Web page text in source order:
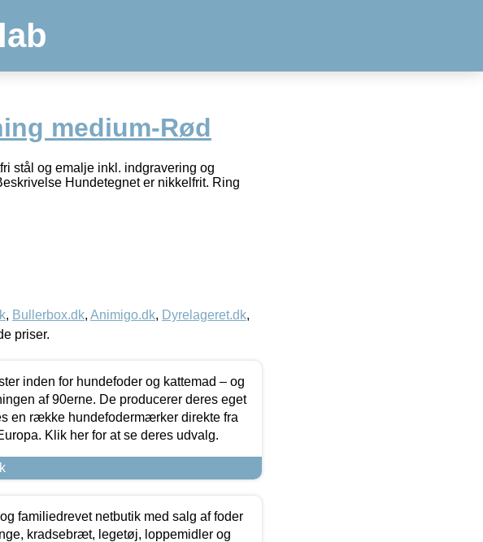
medium-Rød
stål og emalje inkl. indgravering og
Hundetegnet er nikkelfrit. Ring
, Bullerbox.dk, Animigo.dk, Dyrelageret.dk,
priser.
inden for hundefoder og kattemad – og
af 90erne. De producerer deres eget
en række hundefodermærker direkte fra
Klik her for at se deres udvalg.
familiedrevet netbutik med salg af foder
kradsebræt, legetøj, loppemidler og